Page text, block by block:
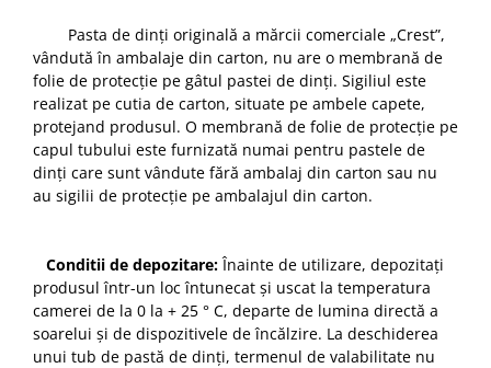
Pasta de dinți originală a mărcii comerciale „Crest”,
vândută în ambalaje din carton, nu are o membrană de
folie de protecție pe gâtul pastei de dinți. Sigiliul este
realizat pe cutia de carton, situate pe ambele capete,
protejand produsul. O membrană de folie de protecție pe
capul tubului este furnizată numai pentru pastele de
dinți care sunt vândute fără ambalaj din carton sau nu
au sigilii de protecție pe ambalajul din carton.
Conditii de depozitare:Înainte de utilizare, depozitați
produsul într-un loc întunecat și uscat la temperatura
camerei de la 0 la + 25 ° C, departe de lumina directă a
soarelui și de dispozitivele de încălzire. La deschiderea
unui tub de pastă de dinți, termenul de valabilitate nu